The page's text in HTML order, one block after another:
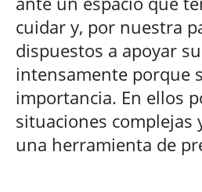
cuidar y, por nuestra
dispuestos a apoyar
intensamente porque
importancia. En ellos
situaciones complejas
una herramienta de